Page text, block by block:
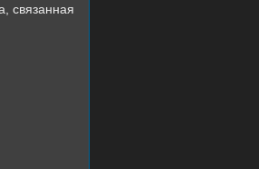
связанная